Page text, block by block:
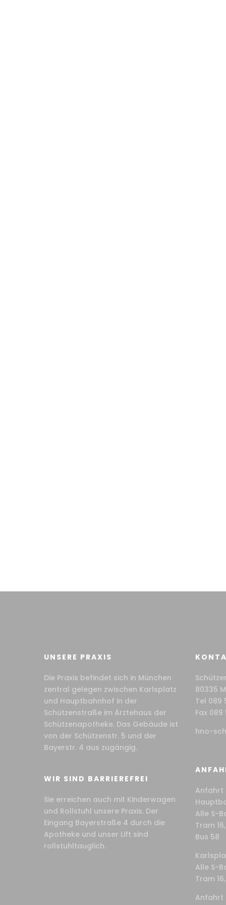
UNSERE PRAXIS
Die Praxis befindet sich in München
zentral gelegen zwischen Karlsplatz
und Hauptbahnhof in der
Schützenstraße im Ärztehaus der
Schützenapotheke. Das Gebäude ist
von der Schützenstr. 5 und der
Bayerstr. 4 aus zugängig.
WIR SIND BARRIEREFREI
Sie erreichen auch mit Kinderwagen
und Rollstuhl unsere Praxis. Der
Eingang Bayerstraße 4 durch die
Apotheke und unser Lift sind
rollstuhltauglich.
80335
Tel 089
Fax 089
hno-
Anfahrt
Alle S-
Tram 16,
Bus 58
Alle S-
Tram 16,
Anfahrt